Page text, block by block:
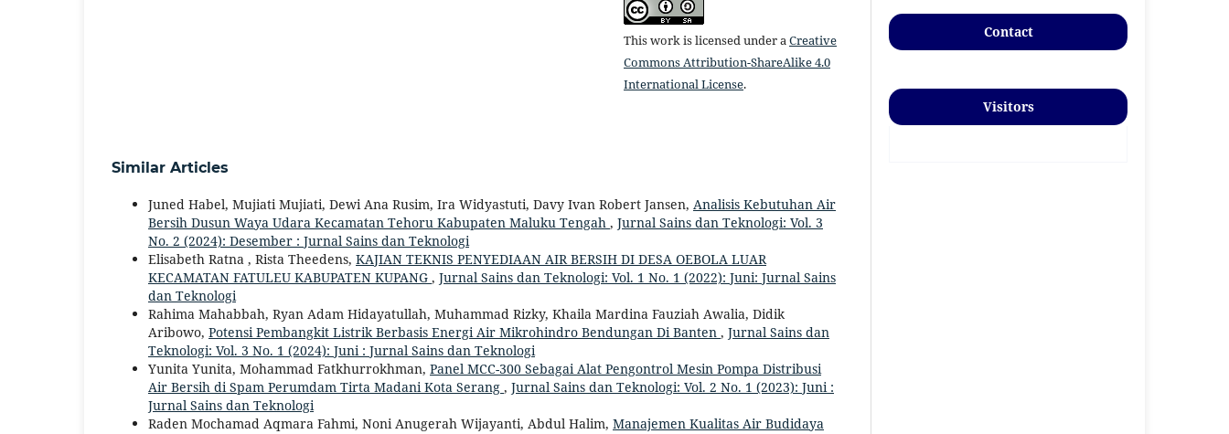
This work is licensed under a Creative
Commons Attribution-ShareAlike 4.0
International License.
Similar Articles
Juned Habel, Mujiati Mujiati, Dewi Ana Rusim, Ira Widyastuti, Davy Ivan Robert Jansen, Analisis Kebutuhan Air
Bersih Dusun Waya Udara Kecamatan Tehoru Kabupaten Maluku Tengah , Jurnal Sains dan Teknologi: Vol. 3
No. 2 (2024): Desember : Jurnal Sains dan Teknologi
Elisabeth Ratna , Rista Theedens, KAJIAN TEKNIS PENYEDIAAN AIR BERSIH DI DESA OEBOLA LUAR
KECAMATAN FATULEU KABUPATEN KUPANG , Jurnal Sains dan Teknologi: Vol. 1 No. 1 (2022): Juni: Jurnal Sains
dan Teknologi
Rahima Mahabbah, Ryan Adam Hidayatullah, Muhammad Rizky, Khaila Mardina Fauziah Awalia, Didik
Aribowo, Potensi Pembangkit Listrik Berbasis Energi Air Mikrohindro Bendungan Di Banten , Jurnal Sains dan
Teknologi: Vol. 3 No. 1 (2024): Juni : Jurnal Sains dan Teknologi
Yunita Yunita, Mohammad Fatkhurrokhman, Panel MCC-300 Sebagai Alat Pengontrol Mesin Pompa Distribusi
Air Bersih di Spam Perumdam Tirta Madani Kota Serang , Jurnal Sains dan Teknologi: Vol. 2 No. 1 (2023): Juni :
Jurnal Sains dan Teknologi
Raden Mochamad Aqmara Fahmi, Noni Anugerah Wijayanti, Abdul Halim, Manajemen Kualitas Air Budidaya
Contact
Visitors